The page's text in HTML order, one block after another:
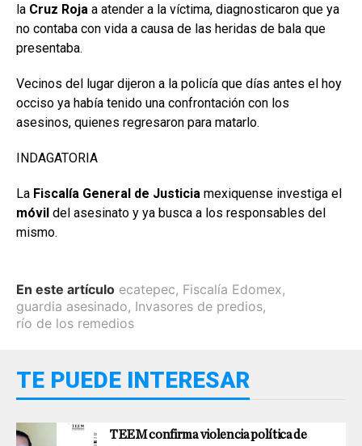
la Cruz Roja a atender a la víctima, diagnosticaron que ya
no contaba con vida a causa de las heridas de bala que
presentaba.
Vecinos del lugar dijeron a la policía que días antes el hoy
occiso ya había tenido una confrontación con los
asesinos, quienes regresaron para matarlo.
INDAGATORIA
La Fiscalía General de Justicia mexiquense investiga el
móvil del asesinato y ya busca a los responsables del
mismo.
En este artículo ecatepec, Fiscalía Edomex,
guardia asesinado, Invasores de predios,
río de los remedios
TE PUEDE INTERESAR
TEEM confirma violencia política de